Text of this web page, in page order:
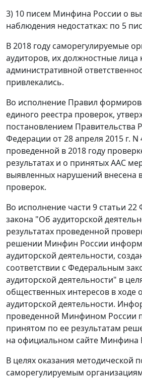
3) 10 писем Минфина России о
наблюдения недостатках: по 5
В 2018 году саморегулируемые
аудиторов, их должностные лица
административной
привлекались.
Во исполнение Правил
единого реестра проверок,
постановлением Правительства
Федерации от 28 апреля 2015 г.
проведенной в 2018 году
результатах и о принятых ААС
выявленных нарушений внесена
проверок.
Во исполнение части 9 статьи 22
закона "Об аудиторской
результатах проведенной
решении Минфин России
аудиторской деятельности,
соответствии с Федеральным
аудиторской деятельности" в
общественных интересов в ходе
аудиторской деятельности.
проведенной Минфином России
принятом по ее результатам
на официальном сайте Минфина
В целях оказания методической
саморегулируемым